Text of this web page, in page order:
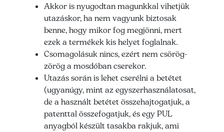
Akkor is nyugodtan magunkkal vihetjük
utazáskor, ha nem vagyunk biztosak
benne, hogy mikor fog megjönni, mert
ezek a termékek kis helyet foglalnak.
Csomagolásuk nincs, ezért nem csörög-
zörög a mosdóban cserekor.
Utazás során is lehet cserélni a betétet
(ugyanúgy, mint az egyszerhasználatosat,
de a használt betétet összehajtogatjuk, a
patenttal összefogatjuk, és egy PUL
anyagból készült tasakba rakjuk, ami